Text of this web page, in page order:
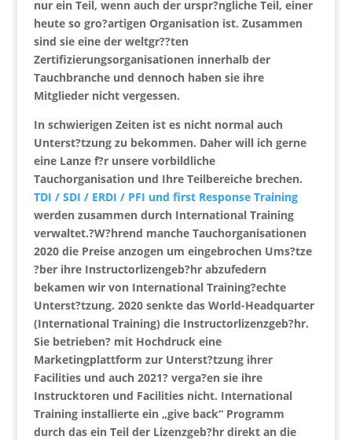
nur ein Teil, wenn auch der urspr?ngliche Teil, einer
heute so gro?artigen Organisation ist. Zusammen
sind sie eine der weltgr??ten
Zertifizierungsorganisationen innerhalb der
Tauchbranche und dennoch haben sie ihre
Mitglieder nicht vergessen.
In schwierigen Zeiten ist es nicht normal auch
Unterst?tzung zu bekommen. Daher will ich gerne
eine Lanze f?r unsere vorbildliche
Tauchorganisation und Ihre Teilbereiche brechen.
TDI / SDI / ERDI / PFI und first Response Training
werden zusammen durch International Training
verwaltet.?W?hrend manche Tauchorganisationen
2020 die Preise anzogen um eingebrochen Ums?tze
?ber ihre Instructorlizengeb?hr abzufedern
bekamen wir von International Training?echte
Unterst?tzung. 2020 senkte das World-Headquarter
(International Training) die Instructorlizenzgeb?hr.
Sie betrieben? mit Hochdruck eine
Marketingplattform zur Unterst?tzung ihrer
Facilities und auch 2021? verga?en sie ihre
Instrucktoren und Facilities nicht. International
Training installierte ein „give back“ Programm
durch das ein Teil der Lizenzgeb?hr direkt an die